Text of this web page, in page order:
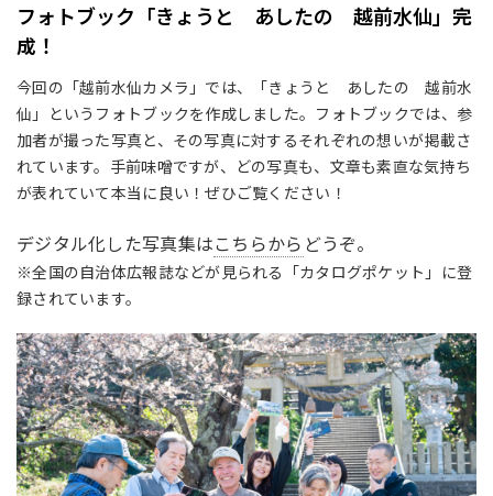
フォトブック「きょうと あしたの 越前水仙」完
成！
今回の「越前水仙カメラ」では、「きょうと あしたの 越前水
仙」というフォトブックを作成しました。フォトブックでは、参
加者が撮った写真と、その写真に対するそれぞれの想いが掲載さ
れています。手前味噌ですが、どの写真も、文章も素直な気持ち
が表れていて本当に良い！ぜひご覧ください！
デジタル化した写真集はこちらから どうぞ。
※全国の自治体広報誌などが見られる「カタログポケット」に登
録されています。